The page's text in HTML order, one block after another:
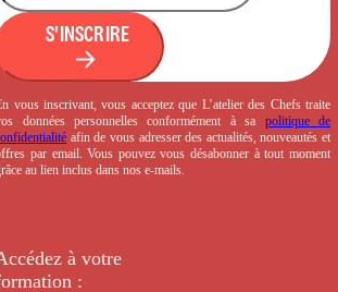
S'INSCRIRE
vous inscrivant, vous acceptez que L’atelier des Chefs traite
données personnelles conformément à sa politique de
afin de vous adresser des actualités, nouveautés et
par email. Vous pouvez vous désabonner à tout moment
au lien inclus dans nos e-mails.
à votre
: